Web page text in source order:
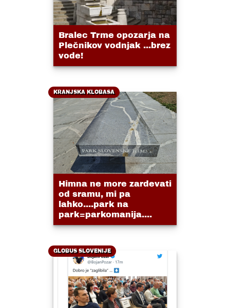
Bralec Trme opozarja na
Plečnikov vodnjak ...brez
vode!
KRANJSKA KLOBASA
Himna ne more zardevati
od sramu, mi pa
lahko....park na
park=parkomanija....
GLOBUS SLOVENIJE